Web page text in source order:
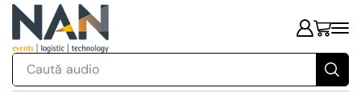
Caută audio